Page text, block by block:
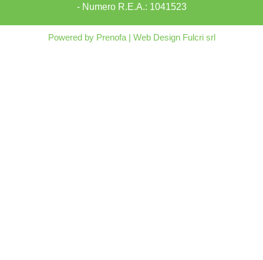
- Numero R.E.A.: 1041523
Powered byPrenofa| Web Design Fulcri srl